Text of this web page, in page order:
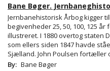
Bane Bøger.
Jernbanehistorisk Årbog kigger
begivenheder 25, 50, 100, 125
illustreret. I 1880 overtog staten
som ellers siden 1847 havde
Sjælland. John Poulsen fortæller
By: Bane Bøger